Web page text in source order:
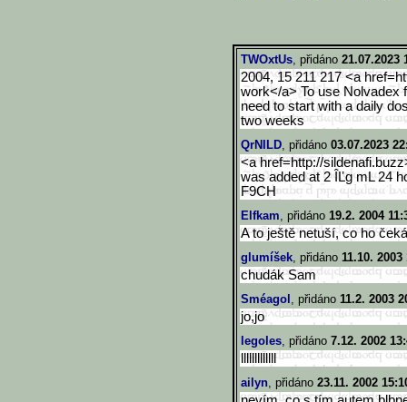
TWOxtUs, přidáno 21.07.2023
2004, 15 211 217 <a
work</a> To use Nolvadex
need to start with a daily
two weeks
QrNILD, přidáno 03.07.2023
<a href=http://
was added at 2 ÎĽg mL 24
F9CH
Elfkam, přidáno 19.2. 2004
A to ještě netuší, co ho
glumíšek, přidáno 11.10. 2003
chudák Sam
Sméagol , přidáno 11.2. 2003
jo,jo
legoles, přidáno 7.12. 2002
lllllllllllll
ailyn, přidáno 23.11. 2002